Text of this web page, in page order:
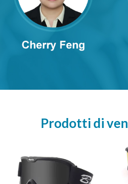
Prodotti di